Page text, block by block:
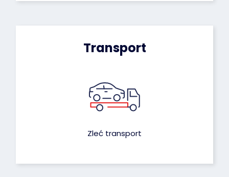
Transport
Zleć transport